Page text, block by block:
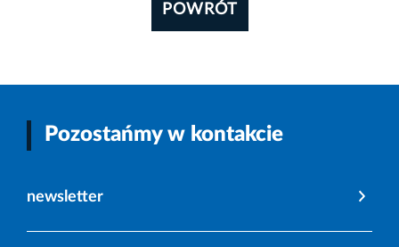
POWRÓT
Pozostańmy w kontakcie
newsletter